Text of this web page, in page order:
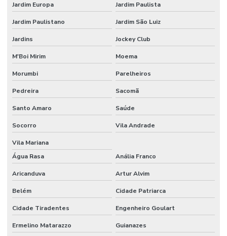
Escritório de construção
Escritório de construção em campinas
Escritório de construção em campinas e região
Escritório de construção em campinas sp
Escritório de construção civil
Escritório de construção comercial
Escritório de construção industrial em campinas
Escritório de engenharia e arquitetura
Escritório de engenharia em campinas
Escritório de engenharia civil em campinas
Estrutura metalica para galpão industrial
Jardim Europa Jardim Paulista
Jardim Paulistano Jardim São Luiz
Jardins Jockey Club
M'Boi Mirim Moema
Morumbi Parelheiros
Pedreira Sacomã
Santo Amaro Saúde
Socorro Vila Andrade
Vila Mariana
Água Rasa
Anália Franco
Aricanduva Artur Alvim
Belém Cidade Patriarca
Cidade Tiradentes Engenheiro Goulart
Ermelino Matarazzo Guianazes